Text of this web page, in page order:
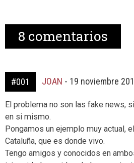
8 comentarios
#001 JOAN - 19 noviembre
El problema no son las fake news,
en si mismo.
Pongamos un ejemplo muy actual,
Cataluña, que es donde vivo.
Tengo amigos y conocidos en